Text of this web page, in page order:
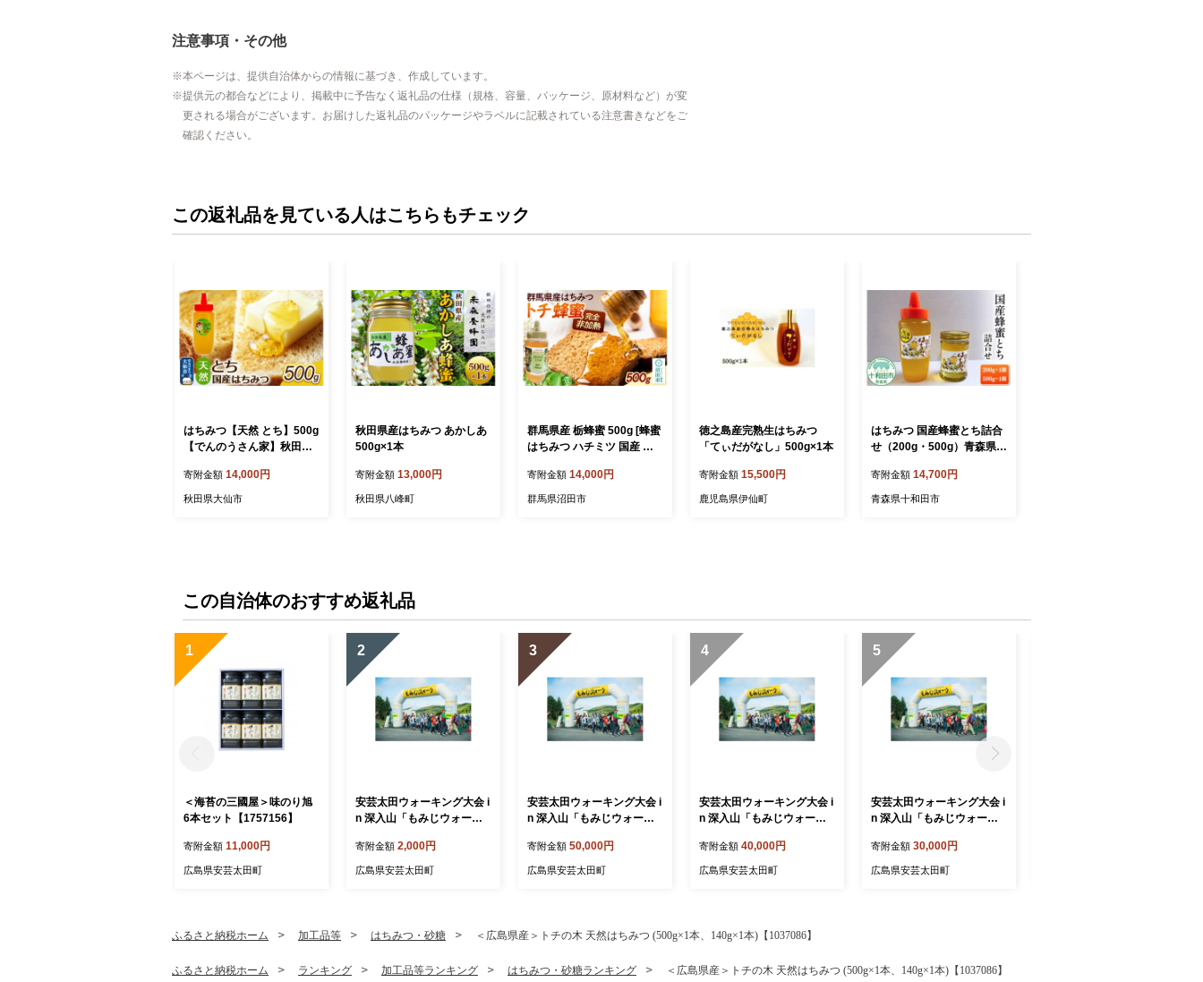
注意事項・その他
本ページは、提供自治体からの情報に基づき、作成しています。
提供元の都合などにより、掲載中に予告なく返礼品の仕様（規格、容量、パッケージ、原材料など）が変
更される場合がございます。お届けした返礼品のパッケージやラベルに記載されている注意書きなどをご
確認ください。
この返礼品を見ている人はこちらもチェック
はちみつ【天然 とち】500g
【でんのうさん家】秋田県
秋田県産]
寄附金額 14,000円
秋田県大仙市
秋田県産はちみつ あかしあ
500g×1本
寄附金額 13,000円
秋田県八峰町
群馬県産 栃蜂蜜 500g [蜂蜜
はちみつ ハチミツ 国産 栃
寄附金額 14,000円
群馬県沼田市
徳之島産完熟生はちみつ
「てぃだがなし」500g×1本
寄附金額 15,500円
鹿児島県伊仙町
はちみつ 国産蜂蜜とち詰合
せ（200g・500g）青森県十
奥入瀬]
寄附金額 14,700円
青森県十和田市
この自治体のおすすめ返礼品
1
＜海苔の三國屋＞味のり旭
6本セット【1757156】
寄附金額 11,000円
広島県安芸太田町
2
安芸太田ウォーキング大会 i
n 深入山「もみじウォー
42804】
寄附金額 2,000円
広島県安芸太田町
3
安芸太田ウォーキング大会 i
n 深入山「もみじウォーク
【1742801】
寄附金額 50,000円
広島県安芸太田町
4
安芸太田ウォーキング大会 i
n 深入山「もみじウォーク
【1742798】
寄附金額 40,000円
広島県安芸太田町
5
安芸太田ウォーキング大会 i
n 深入山「もみじウォーク
【1742797】
寄附金額 30,000円
広島県安芸太田町
ふるさと納税ホーム 加工品等 はちみつ・砂糖 ＜広島県産＞トチの木 天然はちみつ (500g×1本、140g×1本)【1037086】
ふるさと納税ホーム ランキング 加工品等ランキング はちみつ・砂糖ランキング ＜広島県産＞トチの木 天然はちみつ (500g×1本、140g×1本)【1037086】